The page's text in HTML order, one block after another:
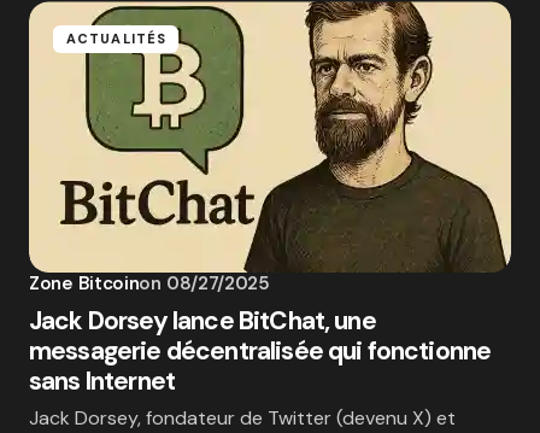
ACTUALITÉS
Zone Bitcoinon 08/27/2025
Jack Dorsey lance BitChat, une
messagerie décentralisée qui fonctionne
sans Internet
Jack Dorsey, fondateur de Twitter (devenu X) et